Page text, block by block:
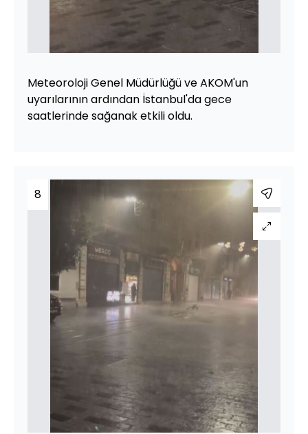
Meteoroloji Genel Müdürlüğü ve AKOM'un
uyarılarının ardından İstanbul'da gece
saatlerinde sağanak etkili oldu.
8